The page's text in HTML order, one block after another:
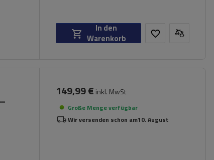
In den
Warenkorb
149,99 € inkl. MwSt
Große Menge verfügbar
Wir versenden schon am10. August